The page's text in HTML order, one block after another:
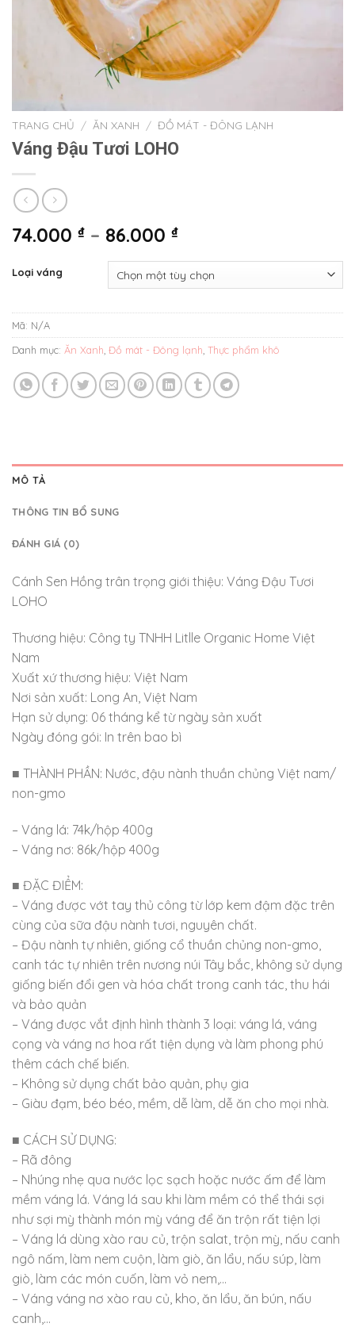
TRANG CHỦ / ĂN XANH / ĐỒ MÁT - ĐÔNG LẠNH
Váng Đậu Tươi LOHO
74.000 ₫ – 86.000 ₫
Loại váng
Mã: N/A
Danh mục: Ăn Xanh, Đồ mát - Đông lạnh, Thực phẩm khô
MÔ TẢ
THÔNG TIN BỔ SUNG
ĐÁNH GIÁ (0)
Cánh Sen Hồng trân trọng giới thiệu: Váng Đậu Tươi
LOHO
Thương hiệu: Công ty TNHH Litlle Organic Home Việt
Nam
Xuất xứ thương hiệu: Việt Nam
Nơi sản xuất: Long An, Việt Nam
Hạn sử dụng: 06 tháng kể từ ngày sản xuất
Ngày đóng gói: In trên bao bì
■ THÀNH PHẦN: Nước, đậu nành thuần chủng Việt nam/
non-gmo
– Váng lá: 74k/hộp 400g
– Váng nơ: 86k/hộp 400g
■ ĐẶC ĐIỂM:
– Váng được vớt tay thủ công từ lớp kem đậm đặc trên
cùng của sữa đậu nành tươi, nguyên chất.
– Đậu nành tự nhiên, giống cổ thuần chủng non-gmo,
canh tác tự nhiên trên nương núi Tây bắc, không sử dụng
giống biến đổi gen và hóa chất trong canh tác, thu hái
và bảo quản
– Váng được vắt định hình thành 3 loại: váng lá, váng
cọng và váng nơ hoa rất tiện dụng và làm phong phú
thêm cách chế biến.
– Không sử dụng chất bảo quản, phụ gia
– Giàu đạm, béo béo, mềm, dễ làm, dễ ăn cho mọi nhà.
■ CÁCH SỬ DỤNG:
– Rã đông
– Nhúng nhẹ qua nước lọc sạch hoặc nước ấm để làm
mềm váng lá. Váng lá sau khi làm mềm có thể thái sợi
như sợi mỳ thành món mỳ váng để ăn trộn rất tiện lợi
– Váng lá dùng xào rau củ, trộn salat, trộn mỳ, nấu canh
ngô nấm, làm nem cuộn, làm giò, ăn lẩu, nấu súp, làm
giò, làm các món cuốn, làm vỏ nem,…
– Váng váng nơ xào rau củ, kho, ăn lẩu, ăn bún, nấu
canh,…